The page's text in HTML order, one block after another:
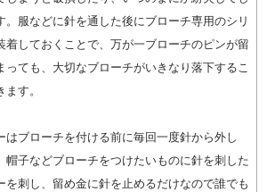
。服などに針を通した後にブローチ専用のシリ
着しておくことで、万が一ブローチのピンが留
っても、大切なブローチがいきなり落下するこ
す。
はブローチを付ける前に毎回一度針から外し
帽子などブローチをつけたいものに針を刺した
を刺し、留め金に針を止めるだけなので誰でも